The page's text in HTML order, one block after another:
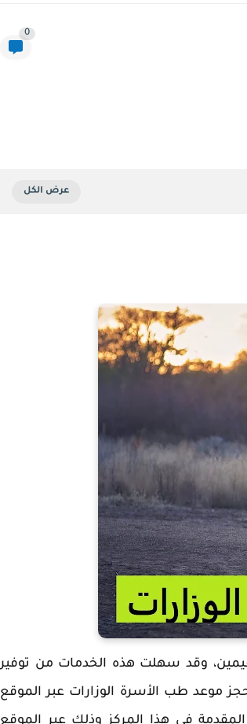
0
وقد سهلت هذه الخدمات من توفير
موعد طب الأسرة الوزارات عبر الموقع
في هذا المركز وذلك عبر الموقع